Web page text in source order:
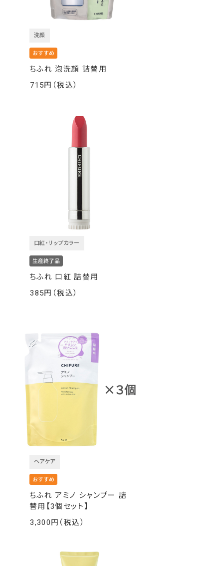
ちふれ 泡洗顔 詰替用
洗顔
715
ちふれ 口紅 詰替用
口紅・リップカラー
385
ちふれ アミノ シャンプー 詰
替用【3個セット】
ヘアケア
3,300